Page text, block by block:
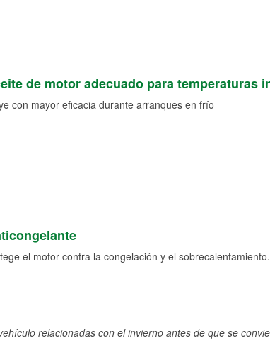
de motor adecuado para temperaturas
con mayor eficacia durante arranques en frío
el motor contra la congelación y el sobrecalentamiento.
relacionadas con el invierno antes de que se